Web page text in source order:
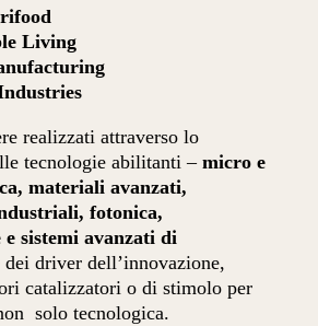
Living
realizzati attraverso lo
tecnologie abilitanti –micro e
materiali avanzati,
fotonica,
e sistemi avanzati di
dei driver dell’innovazione,
catalizzatori o di stimolo per
solo tecnologica.